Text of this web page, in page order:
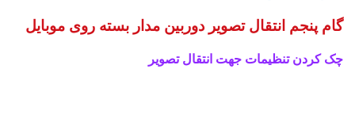
گام پنجم انتقال تصویر دوربین مدار بسته روی موبایل
چک کردن تنظیمات جهت انتقال تصویر